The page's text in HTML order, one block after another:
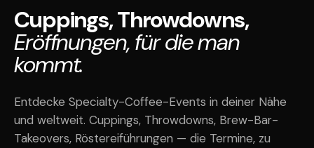
Cuppings, Throwdowns,
Eröffnungen, für die man
kommt.
Entdecke Specialty-Coffee-Events in deiner Nähe
und weltweit. Cuppings, Throwdowns, Brew-Bar-
Takeovers, Röstereiführungen — die Termine, zu